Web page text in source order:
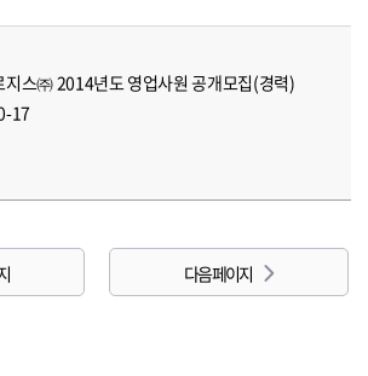
지스㈜ 2014년도 영업사원 공개모집(경력)
17
다음 페이지